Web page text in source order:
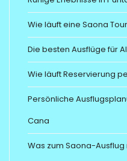
Wie läuft eine Saona
Die besten Ausflüge für
Wie läuft Reservierung
Persönliche
Cana
Was zum Saona-